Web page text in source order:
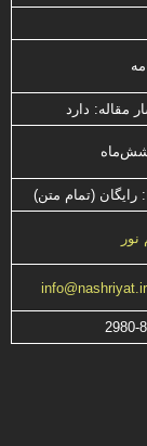
مقاله: دارد
شش‌ماه
رایگان (تمام متن)
info@nashriyat.ir
2980-